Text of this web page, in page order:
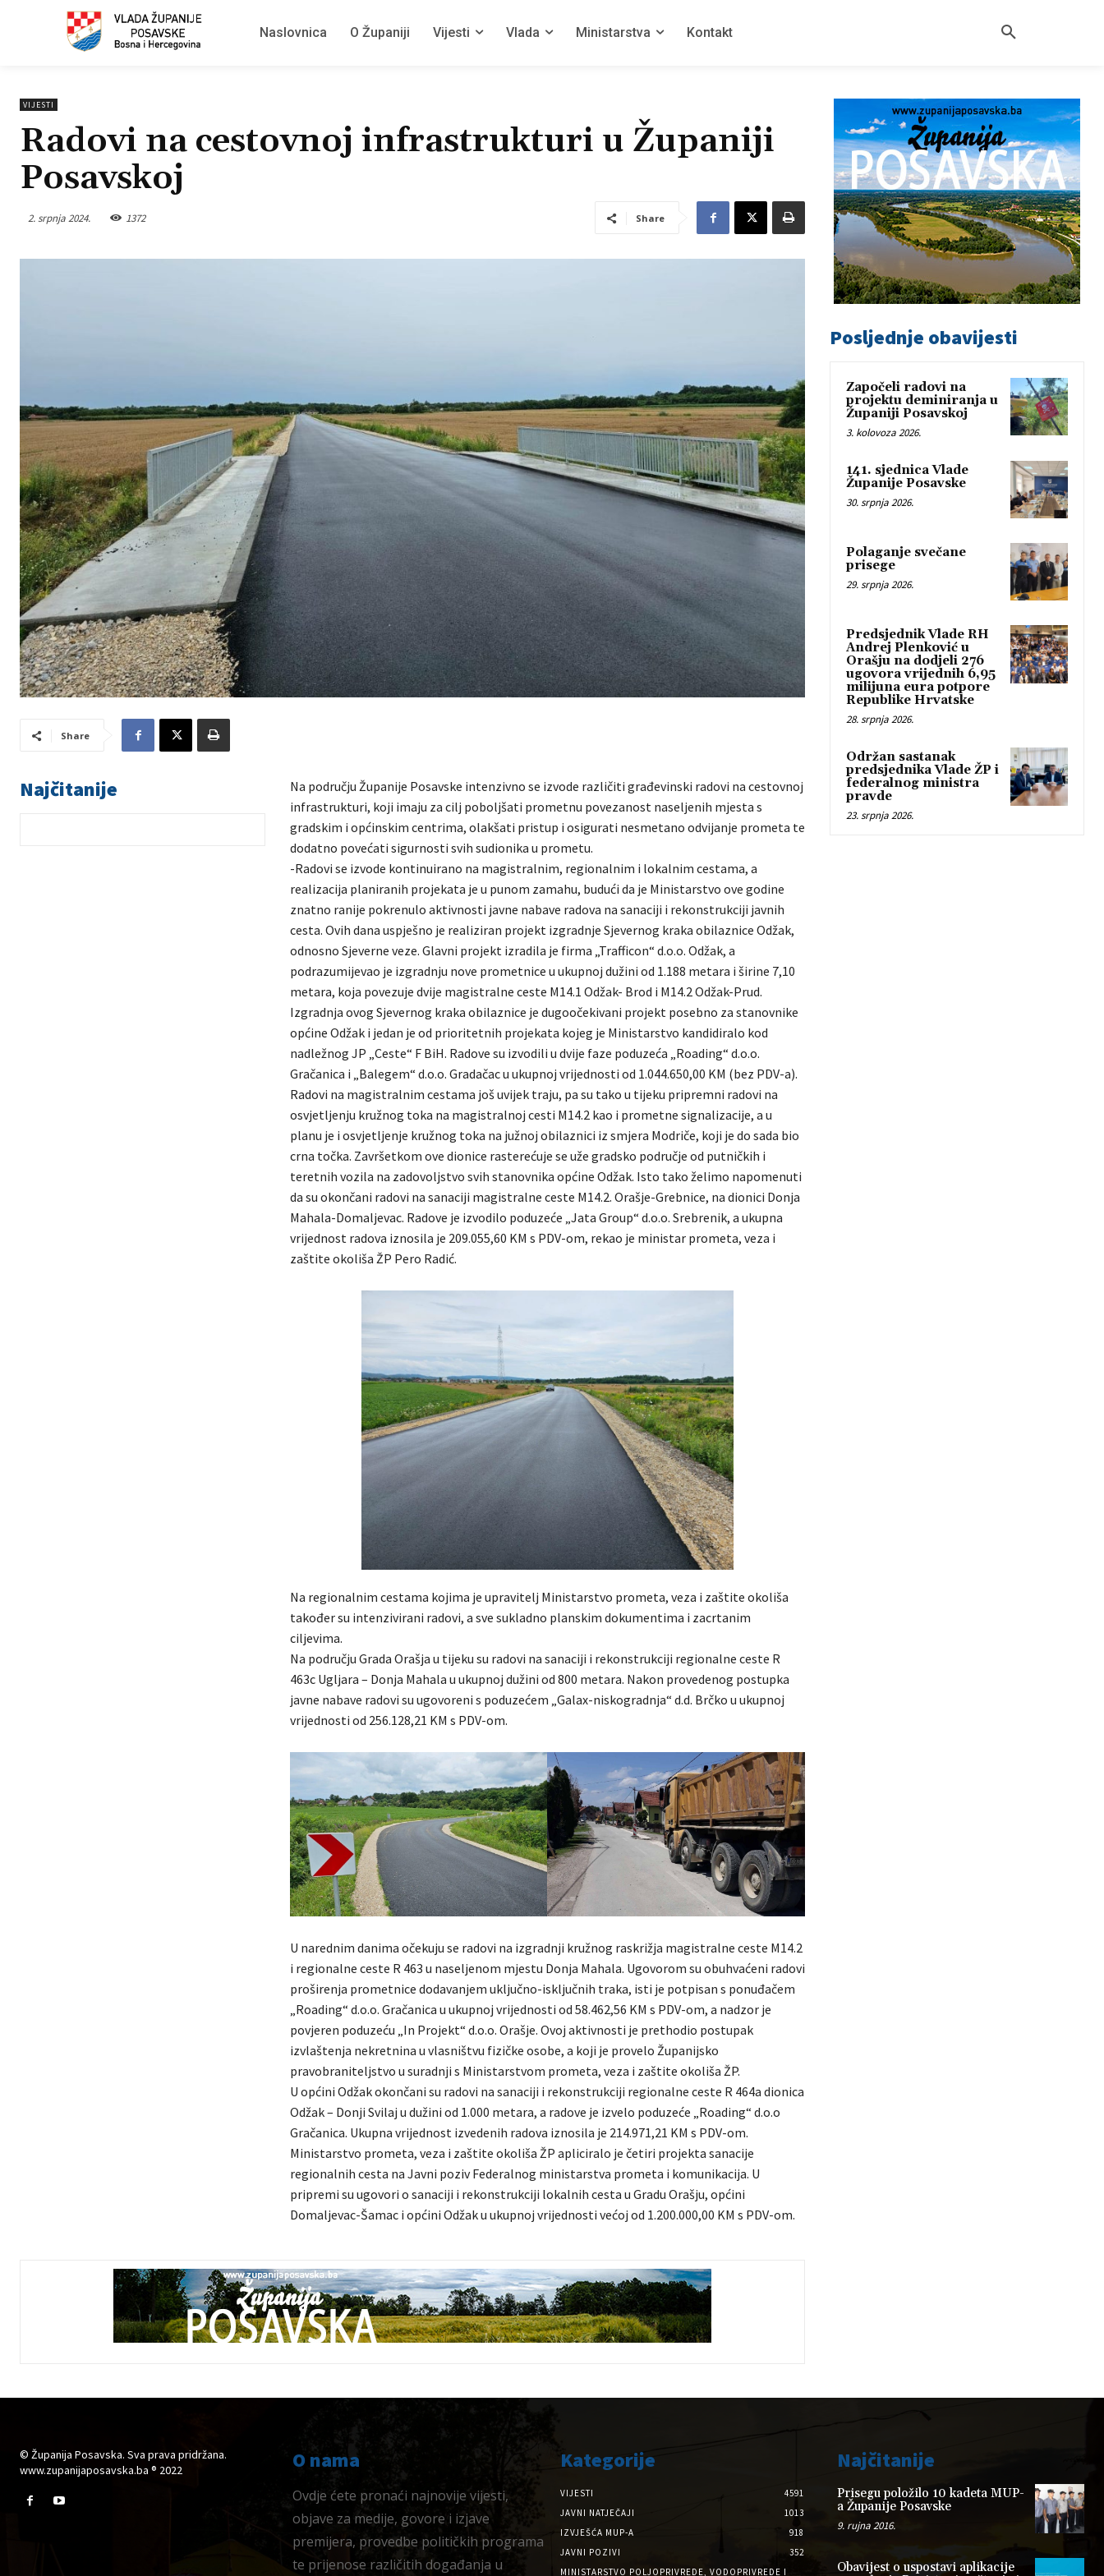
Naslovnica O Županiji Vijesti Vlada Ministarstva Kontakt
VIJESTI
Radovi na cestovnoj infrastrukturi u Županiji
Posavskoj
2. srpnja 2024. 1372 Share
Share
Najčitanije
Na području Županije Posavske intenzivno se izvode različiti građevinski radovi na cestovnoj
infrastrukturi, koji imaju za cilj poboljšati prometnu povezanost naseljenih mjesta s
gradskim i općinskim centrima, olakšati pristup i osigurati nesmetano odvijanje prometa te
dodatno povećati sigurnosti svih sudionika u prometu.
-Radovi se izvode kontinuirano na magistralnim, regionalnim i lokalnim cestama, a
realizacija planiranih projekata je u punom zamahu, budući da je Ministarstvo ove godine
znatno ranije pokrenulo aktivnosti javne nabave radova na sanaciji i rekonstrukciji javnih
cesta. Ovih dana uspješno je realiziran projekt izgradnje Sjevernog kraka obilaznice Odžak,
odnosno Sjeverne veze. Glavni projekt izradila je firma „Trafficon“ d.o.o. Odžak, a
podrazumijevao je izgradnju nove prometnice u ukupnoj dužini od 1.188 metara i širine 7,10
metara, koja povezuje dvije magistralne ceste M14.1 Odžak- Brod i M14.2 Odžak-Prud.
Izgradnja ovog Sjevernog kraka obilaznice je dugoočekivani projekt posebno za stanovnike
općine Odžak i jedan je od prioritetnih projekata kojeg je Ministarstvo kandidiralo kod
nadležnog JP „Ceste“ F BiH. Radove su izvodili u dvije faze poduzeća „Roading“ d.o.o.
Gračanica i „Balegem“ d.o.o. Gradačac u ukupnoj vrijednosti od 1.044.650,00 KM (bez PDV-a).
Radovi na magistralnim cestama još uvijek traju, pa su tako u tijeku pripremni radovi na
osvjetljenju kružnog toka na magistralnoj cesti M14.2 kao i prometne signalizacije, a u
planu je i osvjetljenje kružnog toka na južnoj obilaznici iz smjera Modriče, koji je do sada bio
crna točka. Završetkom ove dionice rasterećuje se uže gradsko područje od putničkih i
teretnih vozila na zadovoljstvo svih stanovnika općine Odžak. Isto tako želimo napomenuti
da su okončani radovi na sanaciji magistralne ceste M14.2. Orašje-Grebnice, na dionici Donja
Mahala-Domaljevac. Radove je izvodilo poduzeće „Jata Group“ d.o.o. Srebrenik, a ukupna
vrijednost radova iznosila je 209.055,60 KM s PDV-om, rekao je ministar prometa, veza i
zaštite okoliša ŽP Pero Radić.
Na regionalnim cestama kojima je upravitelj Ministarstvo prometa, veza i zaštite okoliša
također su intenzivirani radovi, a sve sukladno planskim dokumentima i zacrtanim
ciljevima.
Na području Grada Orašja u tijeku su radovi na sanaciji i rekonstrukciji regionalne ceste R
463c Ugljara – Donja Mahala u ukupnoj dužini od 800 metara. Nakon provedenog postupka
javne nabave radovi su ugovoreni s poduzećem „Galax-niskogradnja“ d.d. Brčko u ukupnoj
vrijednosti od 256.128,21 KM s PDV-om.
U narednim danima očekuju se radovi na izgradnji kružnog raskrižja magistralne ceste M14.2
i regionalne ceste R 463 u naseljenom mjestu Donja Mahala. Ugovorom su obuhvaćeni radovi
proširenja prometnice dodavanjem uključno-isključnih traka, isti je potpisan s ponuđačem
„Roading“ d.o.o. Gračanica u ukupnoj vrijednosti od 58.462,56 KM s PDV-om, a nadzor je
povjeren poduzeću „In Projekt“ d.o.o. Orašje. Ovoj aktivnosti je prethodio postupak
izvlaštenja nekretnina u vlasništvu fizičke osobe, a koji je provelo Županijsko
pravobraniteljstvo u suradnji s Ministarstvom prometa, veza i zaštite okoliša ŽP.
U općini Odžak okončani su radovi na sanaciji i rekonstrukciji regionalne ceste R 464a dionica
Odžak – Donji Svilaj u dužini od 1.000 metara, a radove je izvelo poduzeće „Roading“ d.o.o
Gračanica. Ukupna vrijednost izvedenih radova iznosila je 214.971,21 KM s PDV-om.
Ministarstvo prometa, veza i zaštite okoliša ŽP apliciralo je četiri projekta sanacije
regionalnih cesta na Javni poziv Federalnog ministarstva prometa i komunikacija. U
pripremi su ugovori o sanaciji i rekonstrukciji lokalnih cesta u Gradu Orašju, općini
Domaljevac-Šamac i općini Odžak u ukupnoj vrijednosti većoj od 1.200.000,00 KM s PDV-om.
Posljednje obavijesti
Započeli radovi na
projektu deminiranja u
Županiji Posavskoj
3. kolovoza 2026.
141. sjednica Vlade
Županije Posavske
30. srpnja 2026.
Polaganje svečane
prisege
29. srpnja 2026.
Predsjednik Vlade RH
Andrej Plenković u
Orašju na dodjeli 276
ugovora vrijednih 6,95
milijuna eura potpore
Republike Hrvatske
28. srpnja 2026.
Održan sastanak
predsjednika Vlade ŽP i
federalnog ministra
pravde
23. srpnja 2026.
© Županija Posavska. Sva prava pridržana.
www.zupanijaposavska.ba ® 2022
O nama
Ovdje ćete pronaći najnovije vijesti,
objave za medije, govore i izjave
premijera, provedbe političkih programa
te prijenose različitih događanja u
Kategorije
VIJESTI
4591
JAVNI NATJEČAJI
1013
IZVJEŠĆA MUP-A
918
JAVNI POZIVI
352
MINISTARSTVO POLJOPRIVREDE, VODOPRIVREDE I
Najčitanije
Prisegu položilo 10 kadeta MUP-
a Županije Posavske
9. rujna 2016.
Obavijest o uspostavi aplikacije